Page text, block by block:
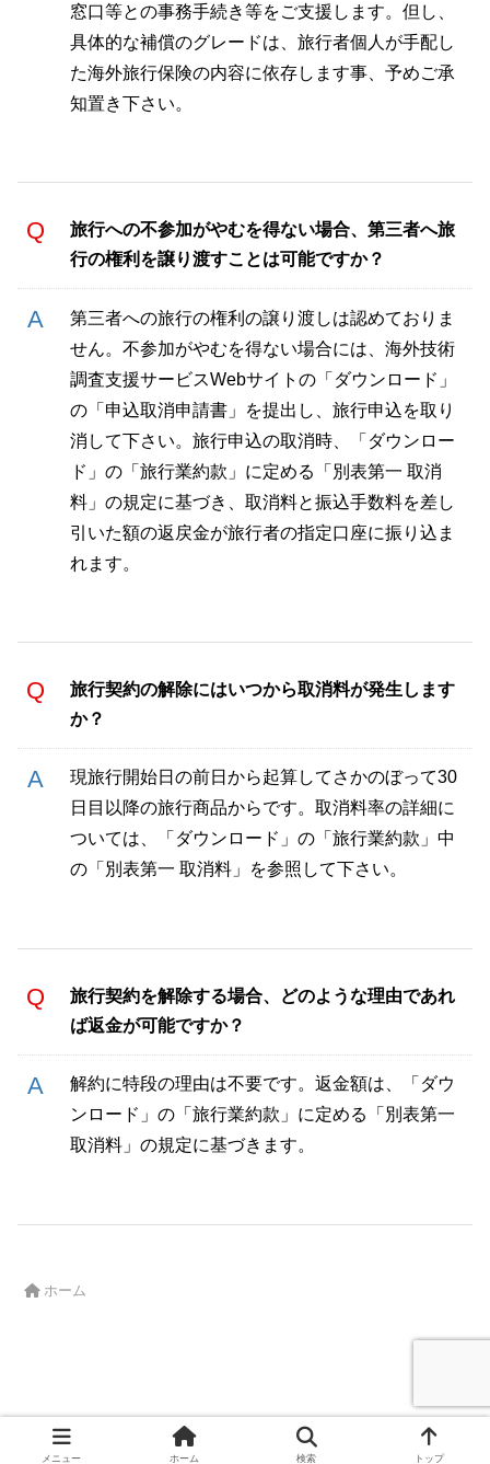
窓口等との事務手続き等をご支援します。但し、
具体的な補償のグレードは、旅行者個人が手配し
た海外旅行保険の内容に依存します事、予めご承
知置き下さい。
旅行への不参加がやむを得ない場合、第三者へ旅
行の権利を譲り渡すことは可能ですか？
第三者への旅行の権利の譲り渡しは認めておりま
せん。不参加がやむを得ない場合には、海外技術
調査支援サービスWebサイトの「ダウンロード」
の「申込取消申請書」を提出し、旅行申込を取り
消して下さい。旅行申込の取消時、「ダウンロー
ド」の「旅行業約款」に定める「別表第一 取消
料」の規定に基づき、取消料と振込手数料を差し
引いた額の返戻金が旅行者の指定口座に振り込ま
れます。
旅行契約の解除にはいつから取消料が発生します
か？
現旅行開始日の前日から起算してさかのぼって30
日目以降の旅行商品からです。取消料率の詳細に
ついては、「ダウンロード」の「旅行業約款」中
の「別表第一 取消料」を参照して下さい。
旅行契約を解除する場合、どのような理由であれ
ば返金が可能ですか？
解約に特段の理由は不要です。返金額は、「ダウ
ンロード」の「旅行業約款」に定める「別表第一
取消料」の規定に基づきます。
ホーム
All Rights Reserved, Copyright© OSS BroadNet 2022-2025
メニュー ホーム 検索 トップ